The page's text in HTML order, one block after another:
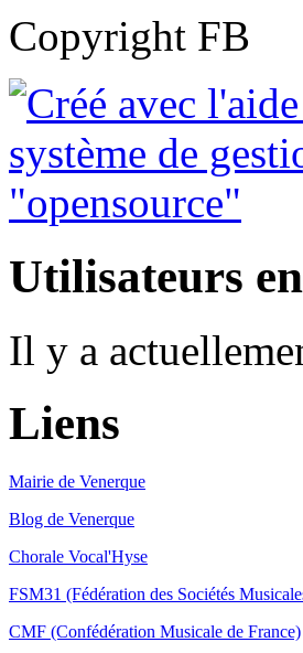
Copyright FB
Utilisateurs
Il y a
Liens
Mairie de Venerque
Blog de Venerque
Chorale Vocal'Hyse
FSM31 (Fédération des Sociétés
CMF (Confédération Musicale de France)